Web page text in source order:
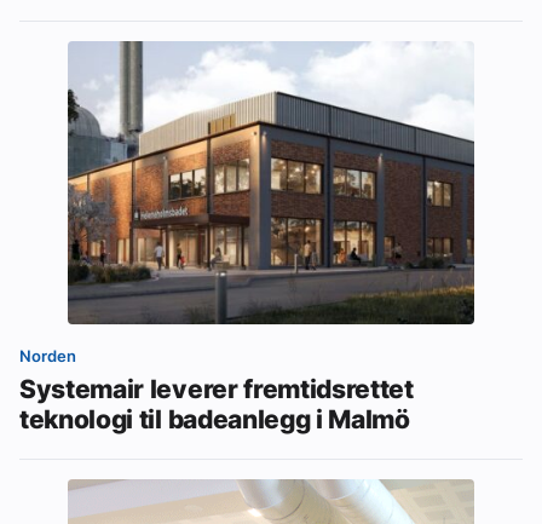
Norden
Systemair leverer fremtidsrettet
teknologi til badeanlegg i Malmö